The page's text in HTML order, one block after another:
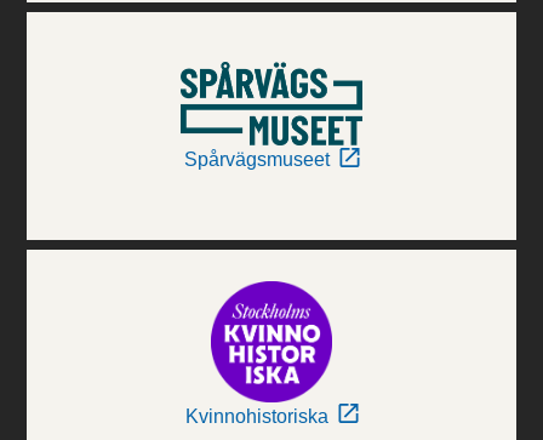
Spårvägsmuseet
Kvinnohistoriska